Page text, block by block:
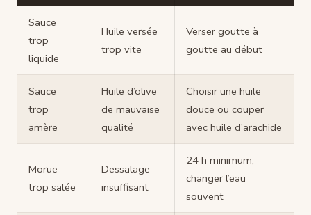
Sauce
trop
liquide
Huile versée
trop vite
Verser goutte à
goutte au début
Sauce
trop
amère
Huile d’olive
de mauvaise
qualité
Choisir une huile
douce ou couper
avec huile d’arachide
Morue
trop salée
Dessalage
insuffisant
24 h minimum,
changer l’eau
souvent